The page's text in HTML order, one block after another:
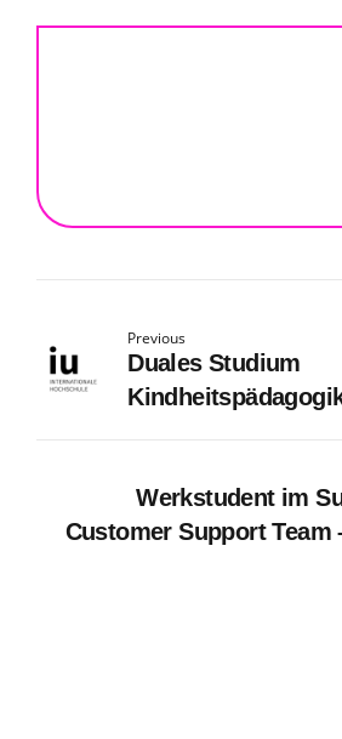
Previous
Duales Studium
Werkstudent im
Customer Support Team